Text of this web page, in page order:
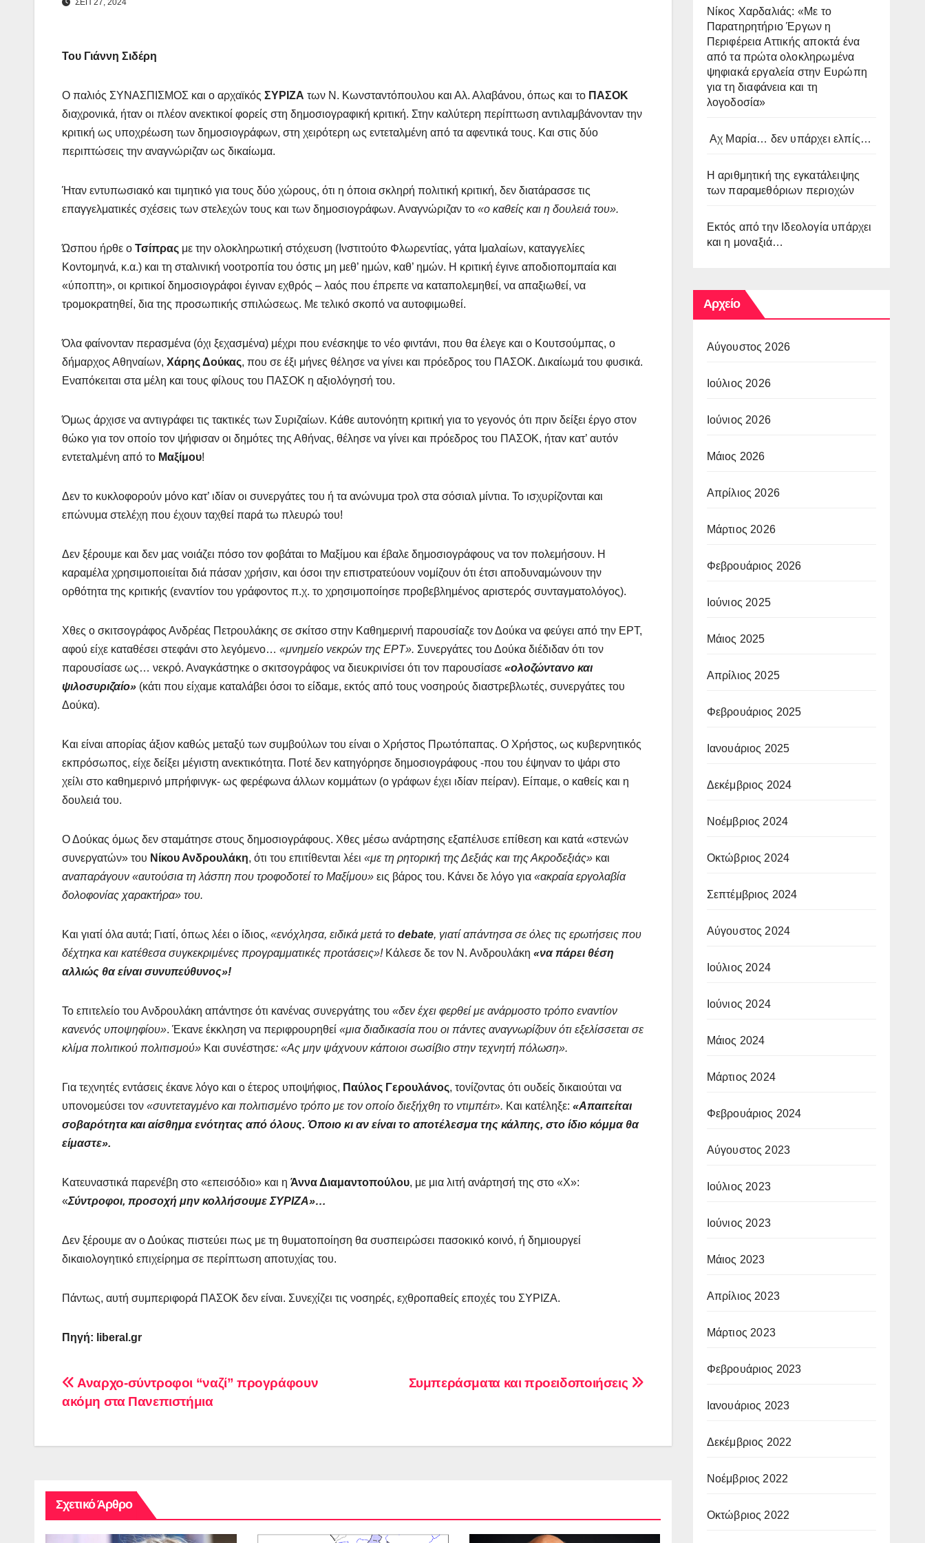
ΣΕΠ 27, 2024
Του Γιάννη Σιδέρη
Ο παλιός ΣΥΝΑΣΠΙΣΜΟΣ και ο αρχαϊκός ΣΥΡΙΖΑ των Ν. Κωνσταντόπουλου και Αλ. Αλαβάνου, όπως και το ΠΑΣΟΚ
διαχρονικά, ήταν οι πλέον ανεκτικοί φορείς στη δημοσιογραφική κριτική. Στην καλύτερη περίπτωση αντιλαμβάνονταν την
κριτική ως υποχρέωση των δημοσιογράφων, στη χειρότερη ως εντεταλμένη από τα αφεντικά τους. Και στις δύο
περιπτώσεις την αναγνώριζαν ως δικαίωμα.
Ήταν εντυπωσιακό και τιμητικό για τους δύο χώρους, ότι η όποια σκληρή πολιτική κριτική, δεν διατάρασσε τις
επαγγελματικές σχέσεις των στελεχών τους και των δημοσιογράφων. Αναγνώριζαν το «ο καθείς και η δουλειά του».
Ώσπου ήρθε ο Τσίπρας με την ολοκληρωτική στόχευση (Ινστιτούτο Φλωρεντίας, γάτα Ιμαλαίων, καταγγελίες
Κοντομηνά, κ.α.) και τη σταλινική νοοτροπία του όστις μη μεθ’ ημών, καθ’ ημών. Η κριτική έγινε αποδιοπομπαία και
«ύποπτη», οι κριτικοί δημοσιογράφοι έγιναν εχθρός – λαός που έπρεπε να καταπολεμηθεί, να απαξιωθεί, να
τρομοκρατηθεί, δια της προσωπικής σπιλώσεως. Με τελικό σκοπό να αυτοφιμωθεί.
Όλα φαίνονταν περασμένα (όχι ξεχασμένα) μέχρι που ενέσκηψε το νέο φιντάνι, που θα έλεγε και ο Κουτσούμπας, ο
δήμαρχος Αθηναίων, Χάρης Δούκας, που σε έξι μήνες θέλησε να γίνει και πρόεδρος του ΠΑΣΟΚ. Δικαίωμά του φυσικά.
Εναπόκειται στα μέλη και τους φίλους του ΠΑΣΟΚ η αξιολόγησή του.
Όμως άρχισε να αντιγράφει τις τακτικές των Συριζαίων. Κάθε αυτονόητη κριτική για το γεγονός ότι πριν δείξει έργο στον
θώκο για τον οποίο τον ψήφισαν οι δημότες της Αθήνας, θέλησε να γίνει και πρόεδρος του ΠΑΣΟΚ, ήταν κατ’ αυτόν
εντεταλμένη από το Μαξίμου!
Δεν το κυκλοφορούν μόνο κατ’ ιδίαν οι συνεργάτες του ή τα ανώνυμα τρολ στα σόσιαλ μίντια. Το ισχυρίζονται και
επώνυμα στελέχη που έχουν ταχθεί παρά τω πλευρώ του!
Δεν ξέρουμε και δεν μας νοιάζει πόσο τον φοβάται το Μαξίμου και έβαλε δημοσιογράφους να τον πολεμήσουν. Η
καραμέλα χρησιμοποιείται διά πάσαν χρήσιν, και όσοι την επιστρατεύουν νομίζουν ότι έτσι αποδυναμώνουν την
ορθότητα της κριτικής (εναντίον του γράφοντος π.χ. το χρησιμοποίησε προβεβλημένος αριστερός συνταγματολόγος).
Χθες ο σκιτσογράφος Ανδρέας Πετρουλάκης σε σκίτσο στην Καθημερινή παρουσίαζε τον Δούκα να φεύγει από την ΕΡΤ,
αφού είχε καταθέσει στεφάνι στο λεγόμενο… «μνημείο νεκρών της ΕΡΤ». Συνεργάτες του Δούκα διέδιδαν ότι τον
παρουσίασε ως… νεκρό. Αναγκάστηκε ο σκιτσογράφος να διευκρινίσει ότι τον παρουσίασε «ολοζώντανο και
ψιλοσυριζαίο» (κάτι που είχαμε καταλάβει όσοι το είδαμε, εκτός από τους νοσηρούς διαστρεβλωτές, συνεργάτες του
Δούκα).
Και είναι απορίας άξιον καθώς μεταξύ των συμβούλων του είναι ο Χρήστος Πρωτόπαπας. Ο Χρήστος, ως κυβερνητικός
εκπρόσωπος, είχε δείξει μέγιστη ανεκτικότητα. Ποτέ δεν κατηγόρησε δημοσιογράφους -που του έψηναν το ψάρι στο
χείλι στο καθημερινό μπρήφινγκ- ως φερέφωνα άλλων κομμάτων (ο γράφων έχει ιδίαν πείραν). Είπαμε, ο καθείς και η
δουλειά του.
Ο Δούκας όμως δεν σταμάτησε στους δημοσιογράφους. Χθες μέσω ανάρτησης εξαπέλυσε επίθεση και κατά «στενών
συνεργατών» του Νίκου Ανδρουλάκη, ότι του επιτίθενται λέει «με τη ρητορική της Δεξιάς και της Ακροδεξιάς» και
αναπαράγουν «αυτούσια τη λάσπη που τροφοδοτεί το Μαξίμου» εις βάρος του. Κάνει δε λόγο για «ακραία εργολαβία
δολοφονίας χαρακτήρα» του.
Και γιατί όλα αυτά; Γιατί, όπως λέει ο ίδιος, «ενόχλησα, ειδικά μετά το debate, γιατί απάντησα σε όλες τις ερωτήσεις που
δέχτηκα και κατέθεσα συγκεκριμένες προγραμματικές προτάσεις»!Κάλεσε δε τον Ν. Ανδρουλάκη «να πάρει θέση
αλλιώς θα είναι συνυπεύθυνος»!
Το επιτελείο του Ανδρουλάκη απάντησε ότι κανένας συνεργάτης του «δεν έχει φερθεί με ανάρμοστο τρόπο εναντίον
κανενός υποψηφίου». Έκανε έκκληση να περιφρουρηθεί «μια διαδικασία που οι πάντες αναγνωρίζουν ότι εξελίσσεται σε
κλίμα πολιτικού πολιτισμού» Και συνέστησε: «Ας μην ψάχνουν κάποιοι σωσίβιο στην τεχνητή πόλωση».
Για τεχνητές εντάσεις έκανε λόγο και ο έτερος υποψήφιος, Παύλος Γερουλάνος, τονίζοντας ότι ουδείς δικαιούται να
υπονομεύσει τον «συντεταγμένο και πολιτισμένο τρόπο με τον οποίο διεξήχθη το ντιμπέιτ». Και κατέληξε: «Απαιτείται
σοβαρότητα και αίσθημα ενότητας από όλους. Όποιο κι αν είναι το αποτέλεσμα της κάλπης, στο ίδιο κόμμα θα
είμαστε».
Κατευναστικά παρενέβη στο «επεισόδιο» και η Άννα Διαμαντοπούλου, με μια λιτή ανάρτησή της στο «Χ»:
«Σύντροφοι, προσοχή μην κολλήσουμε ΣΥΡΙΖΑ»…
Δεν ξέρουμε αν ο Δούκας πιστεύει πως με τη θυματοποίηση θα συσπειρώσει πασοκικό κοινό, ή δημιουργεί
δικαιολογητικό επιχείρημα σε περίπτωση αποτυχίας του.
Πάντως, αυτή συμπεριφορά ΠΑΣΟΚ δεν είναι. Συνεχίζει τις νοσηρές, εχθροπαθείς εποχές του ΣΥΡΙΖΑ.
Πηγή: liberal.gr
Πλοήγηση
άρθρων
Συμπεράσματα και προειδοποιήσεις
Αναρχο-σύντροφοι “ναζί” προγράφουν
ακόμη στα Πανεπιστήμια
Σχετικό Άρθρο
Νίκος Χαρδαλιάς: «Με το
Παρατηρητήριο Έργων η
Περιφέρεια Αττικής αποκτά ένα
από τα πρώτα ολοκληρωμένα
ψηφιακά εργαλεία στην Ευρώπη
για τη διαφάνεια και τη
λογοδοσία»
Αχ Μαρία… δεν υπάρχει ελπίς…
Η αριθμητική της εγκατάλειψης
των παραμεθόριων περιοχών
Εκτός από την Ιδεολογία υπάρχει
και η μοναξιά…
Αρχείο
Αύγουστος 2026
Ιούλιος 2026
Ιούνιος 2026
Μάιος 2026
Απρίλιος 2026
Μάρτιος 2026
Φεβρουάριος 2026
Ιούνιος 2025
Μάιος 2025
Απρίλιος 2025
Φεβρουάριος 2025
Ιανουάριος 2025
Δεκέμβριος 2024
Νοέμβριος 2024
Οκτώβριος 2024
Σεπτέμβριος 2024
Αύγουστος 2024
Ιούλιος 2024
Ιούνιος 2024
Μάιος 2024
Μάρτιος 2024
Φεβρουάριος 2024
Αύγουστος 2023
Ιούλιος 2023
Ιούνιος 2023
Μάιος 2023
Απρίλιος 2023
Μάρτιος 2023
Φεβρουάριος 2023
Ιανουάριος 2023
Δεκέμβριος 2022
Νοέμβριος 2022
Οκτώβριος 2022